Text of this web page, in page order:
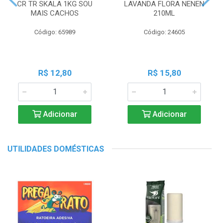
CR TR SKALA 1KG SOU
MAIS CACHOS
Código: 65989
R$ 12,80
Adicionar
LAVANDA FLORA NENEN
210ML
Código: 24605
R$ 15,80
Adicionar
UTILIDADES DOMÉSTICAS